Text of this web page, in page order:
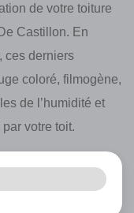
de votre toiture
Castillon. En
ces derniers
coloré, filmogène,
de l’humidité et
votre toit.